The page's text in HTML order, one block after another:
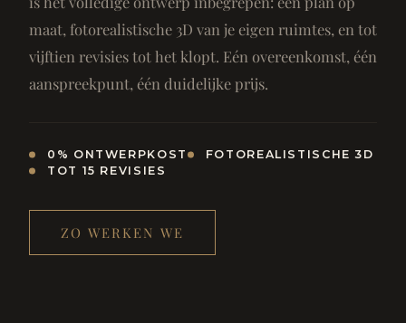
maat, fotorealistische 3D van je eigen ruimtes, en tot
vijftien revisies tot het klopt. Eén overeenkomst, één
aanspreekpunt, één duidelijke prijs.
0% ONTWERPKOST
FOTOREALISTISCHE 3D
TOT 15 REVISIES
ZO WERKEN WE